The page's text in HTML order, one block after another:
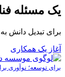
یک مسئله
برای تبدیل دانش
آغاز یک همکاری
برای توسعه؛ نوآوری